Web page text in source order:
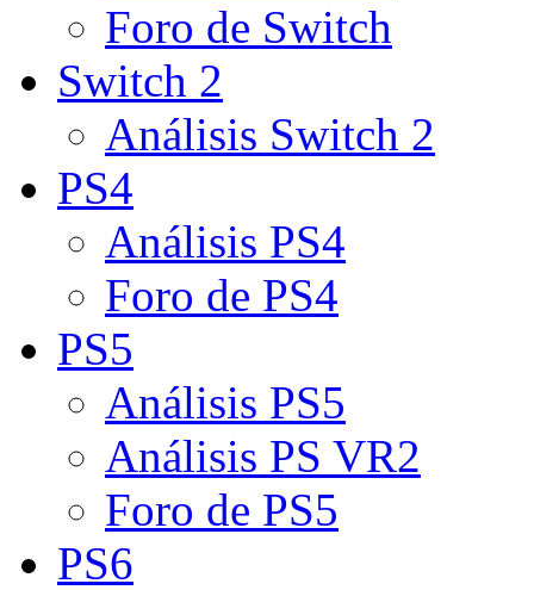
Foro de Switch
Switch 2
Análisis Switch 2
PS4
Análisis PS4
Foro de PS4
PS5
Análisis PS5
Análisis PS VR2
Foro de PS5
PS6